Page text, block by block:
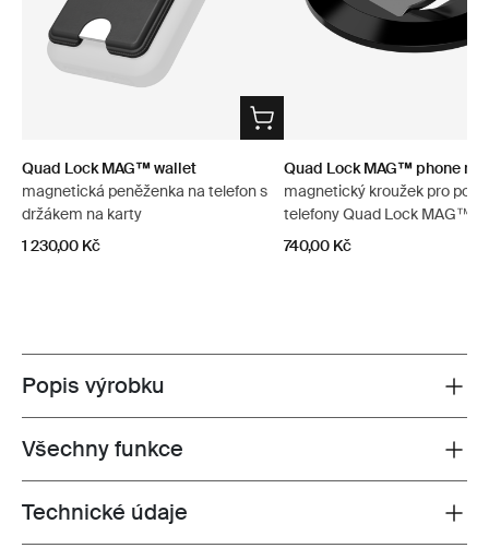
Quad Lock MAG™ wallet
magnetická peněženka na telefon s
držákem na karty
1 230,00 Kč
Quad Lock MAG™ phone
magnetický kroužek pro
telefony Quad Lock MAG™
740,00 Kč
Toggle overview
Popis výrobku
Toggle features
Všechny funkce
Toggle techspec
Technické údaje